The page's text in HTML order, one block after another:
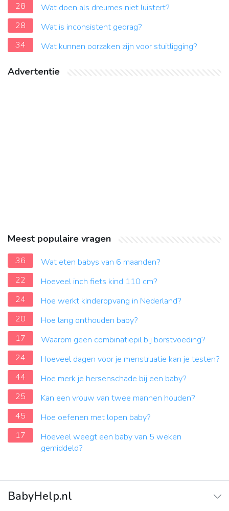
28
Wat doen als dreumes niet luistert?
28
Wat is inconsistent gedrag?
34
Wat kunnen oorzaken zijn voor stuitligging?
Advertentie
Meest populaire vragen
36
Wat eten babys van 6 maanden?
22
Hoeveel inch fiets kind 110 cm?
24
Hoe werkt kinderopvang in Nederland?
20
Hoe lang onthouden baby?
17
Waarom geen combinatiepil bij borstvoeding?
24
Hoeveel dagen voor je menstruatie kan je testen?
44
Hoe merk je hersenschade bij een baby?
25
Kan een vrouw van twee mannen houden?
45
Hoe oefenen met lopen baby?
17
Hoeveel weegt een baby van 5 weken
gemiddeld?
BabyHelp.nl